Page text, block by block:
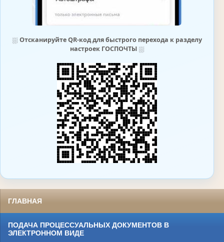
⛆ Отсканируйте QR-код для быстрого перехода к разделу
настроек ГОСПОЧТЫ⛆
ГЛАВНАЯ
ПОДАЧА ПРОЦЕССУАЛЬНЫХ ДОКУМЕНТОВ В
ЭЛЕКТРОННОМ ВИДЕ